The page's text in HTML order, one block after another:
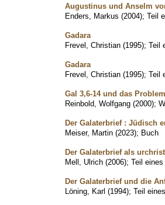
Augustinus und Anselm
Enders, Markus (2004); Teil
Gadara
Frevel, Christian (1995); Teil
Gadara
Frevel, Christian (1995); Teil
Gal 3,6-14 und das
Reinbold, Wolfgang (2000);
Der Galaterbrief : Jüdisch
Meiser, Martin (2023); Buch
Der Galaterbrief als
Mell, Ulrich (2006); Teil
Der Galaterbrief und die
Löning, Karl (1994); Teil